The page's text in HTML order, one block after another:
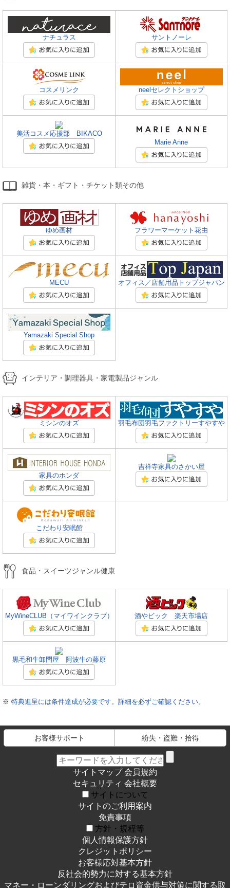
ナチュラス サントノーレ
コスメリンク neelセレクトショップ
美活コスメ応援部 BIKACO
Marie Anne
雑貨・本・ギフト・チケット類その他
ゆめ画材 フラワーマーケット花由
MECU オフィス／店舗用品トップジャパン
Yamazaki Special Shop
インテリア・調理器具・家電製品ジャンル
ミシンのオズ 羽毛布団羽毛ファクトリーすやすや
家具のホンダ
吉祥寺家具のさかい屋
こだわり安眠館
食品・スイーツジャンル健康
MyWineCLUB（マイワインクラブ） 酒やビック 楽天市場店
黒毛和牛卸問屋 阿波牛の藤原
※ 特典進呈には条件達成が必要です。詳細を必ずご確認ください。
お客様サポート 紛失・盗難・拾得
サイトマップ 会員規約
セキュリティ 会社概要
サイトについて
サイトのご利用案内
免責事項
方針・規程等
個人情報保護方針
クレジットポリシー
お客様応対基本方針
反社会的勢力に対する基本方針
マネー・ローンダリングおよびテロ資金供与対策に関する取